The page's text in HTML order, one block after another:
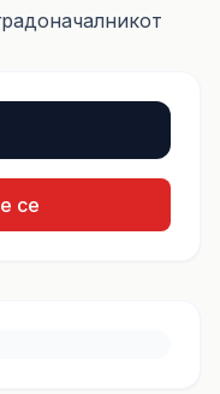
се